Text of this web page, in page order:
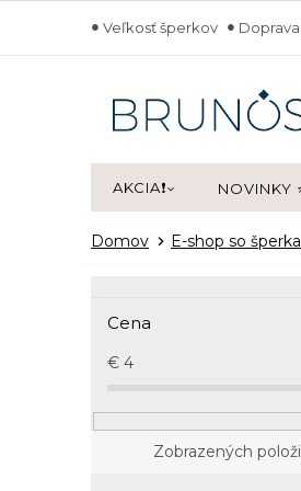
obsah
Veľkosť šperkov
AKCIA❗ NOVINKY
Domov E-shop so
p
a
Cena
€ 4
Zobrazených